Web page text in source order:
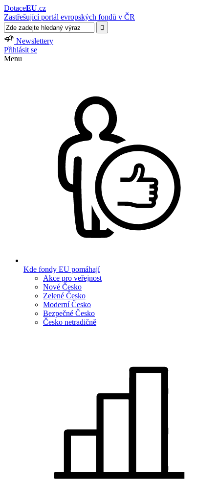
DotaceEU.cz
Zastřešující portál evropských fondů v ČR
Newslettery
Přihlásit se
Menu
Kde fondy EU pomáhají
Akce pro veřejnost
Nové Česko
Zelené Česko
Moderní Česko
Bezpečné Česko
Česko netradičně